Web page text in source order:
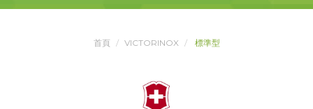
首頁 VICTORINOX 標準型